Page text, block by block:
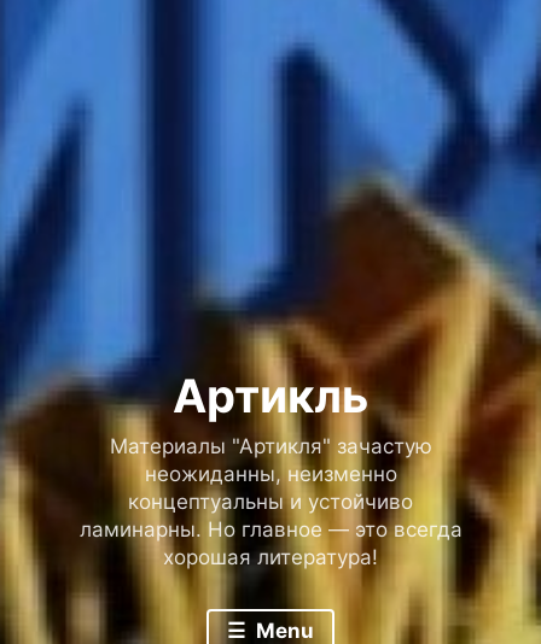
Артикль
Материалы "Артикля" зачастую
неожиданны, неизменно
концептуальны и устойчиво
ламинарны. Но главное — это всегда
хорошая литература!
Menu